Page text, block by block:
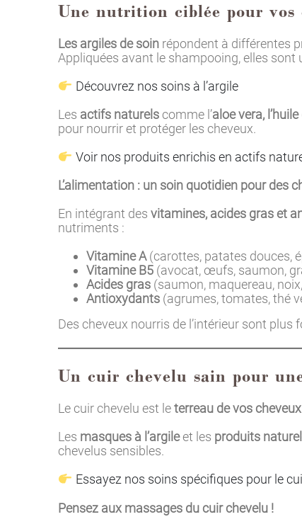
Une nutrition ciblée pour vos
Les argiles de soin répondent à différentes
Appliquées avant le shampooing, elles
Découvrez nos soins à l’argile
Les actifs naturels comme l’aloe vera,
pour nourrir et protéger les cheveux.
Voir nos produits enrichis en actifs
L’alimentation : un soin quotidien pour des
En intégrant des vitamines, acides gras et
nutriments :
Vitamine A(carottes, patates douces,
Vitamine B5 (avocat, œufs, saumon,
Acides gras (saumon, maquereau,
Antioxydants (agrumes, tomates, thé
Des cheveux nourris de l’intérieur sont
Un cuir chevelu sain pour
Le cuir chevelu est leterreau de vos cheveux
Les masques à l’argileet les produits
chevelus sensibles.
Essayez nos soins spécifiques pour le
Pensez aux massages du cuir chevelu !